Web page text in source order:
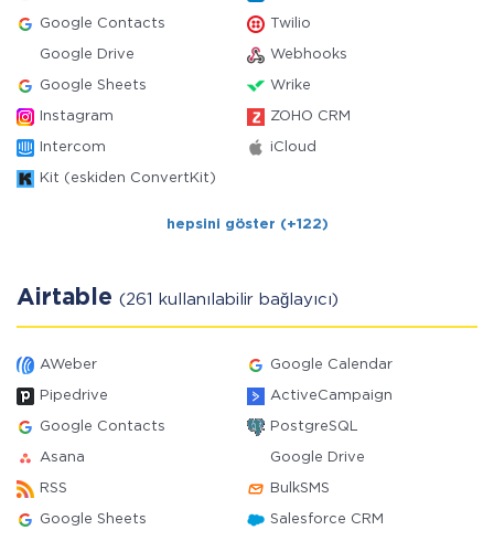
Google Contacts Twilio
Google Drive Webhooks
Google Sheets Wrike
Instagram ZOHO CRM
Intercom iCloud
Kit (eskiden ConvertKit)
hepsini göster (+122)
Airtable (261 kullanılabilir bağlayıcı)
AWeber Google Calendar
Pipedrive ActiveCampaign
Google Contacts PostgreSQL
Asana Google Drive
RSS BulkSMS
Google Sheets Salesforce CRM